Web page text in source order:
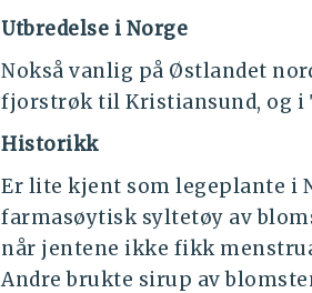
Utbredelse i Norge
Nokså vanlig på Østlandet
fjorstrøk til Kristiansund, og i
Historikk
Er lite kjent som legeplante i
farmasøytisk syltetøy av
når jentene ikke fikk
Andre brukte sirup av